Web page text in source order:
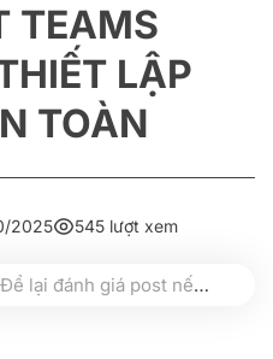
TEAMS
LẬP
TOÀN
2025 545 lượt xem
Để lại đánh giá post nếu bạn thấy hữu ích nhé